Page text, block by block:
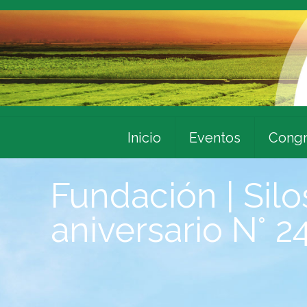
Inicio Eventos
Fundación |
aniversario N°